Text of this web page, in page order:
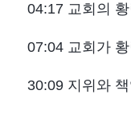
04:17 교회의
07:04 교회가
30:09 지위와